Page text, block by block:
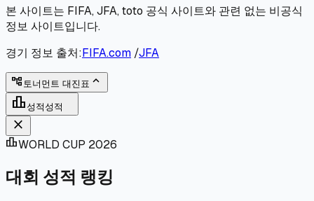
본 사이트는 FIFA, JFA, toto 공식 사이트와 관련 없는 비공식
정보 사이트입니다.
경기 정보 출처:FIFA.com /JFA
account_tree 토너먼트 대진표 expand_less
leaderboard 성적 성적
close
leaderboardWORLD CUP 2026
대회 성적 랭킹